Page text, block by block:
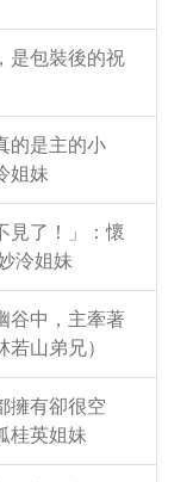
是包裝後的祝
的是主的小
姐妹
見了！」：懷
泠姐妹
谷中，主牽著
山弟兄）
擁有卻很空
桂英姐妹